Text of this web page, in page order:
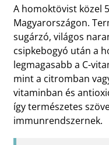
A homoktövist közel
Magyarországon.
sugárzó, világos
csipkebogyó után a
legmagasabb a C-
mint a citromban
vitaminban és
így természetes
immunrendszernek.